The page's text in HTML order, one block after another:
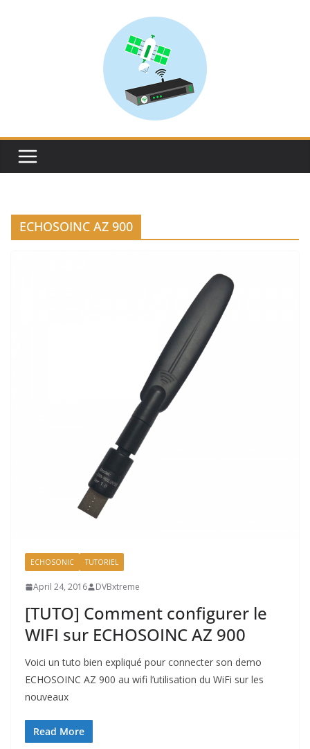
ECHOSOINC AZ 900
ECHOSONIC TUTORIEL
April 24, 2016 DVBxtreme
[TUTO] Comment configurer le
WIFI sur ECHOSOINC AZ 900
Voici un tuto bien expliqué pour connecter son demo
ECHOSOINC AZ 900 au wifi l’utilisation du WiFi sur les
nouveaux
Read More